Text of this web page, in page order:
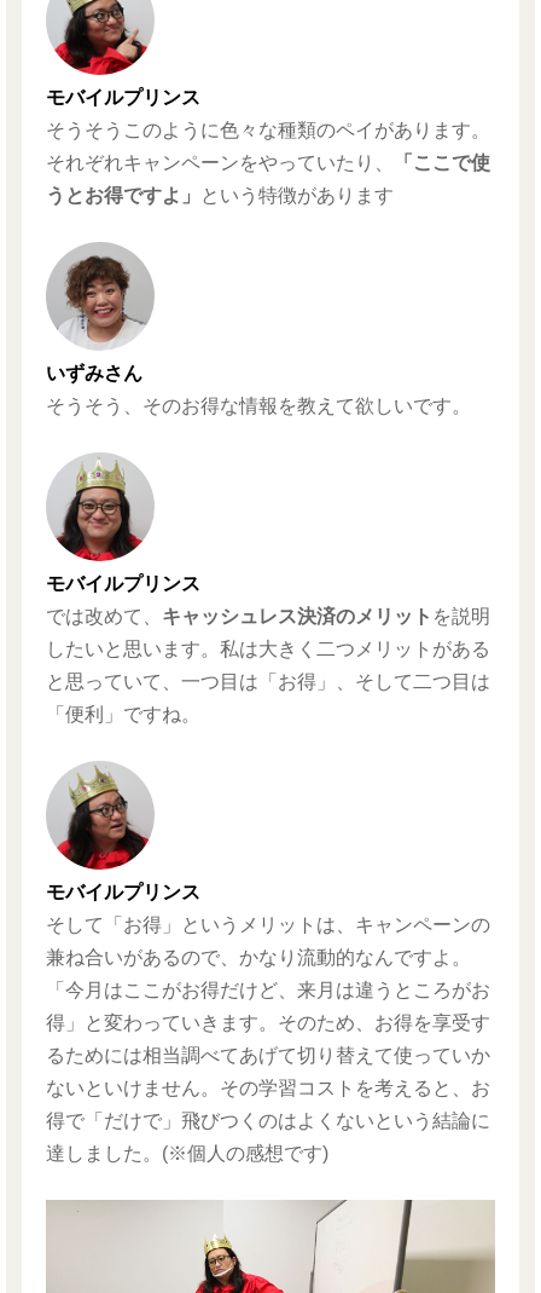
モバイルプリンス
そうそうこのように色々な種類のペイがあります。
それぞれキャンペーンをやっていたり、
「ここで使
うとお得ですよ」
という特徴があります
いずみさん
そうそう、そのお得な情報を教えて欲しいです。
モバイルプリンス
では改めて、 キャッシュレス決済のメリット を説明
したいと思います。私は大きく二つメリットがある
と思っていて、一つ目は「お得」、そして二つ目は
「便利」ですね。
モバイルプリンス
そして「お得」というメリットは、キャンペーンの
兼ね合いがあるので、かなり流動的なんですよ。
「今月はここがお得だけど、来月は違うところがお
得」と変わっていきます。そのため、お得を享受す
るためには相当調べてあげて切り替えて使っていか
ないといけません。その学習コストを考えると、お
得で「だけで」飛びつくのはよくないという結論に
達しました。(※個人の感想です)